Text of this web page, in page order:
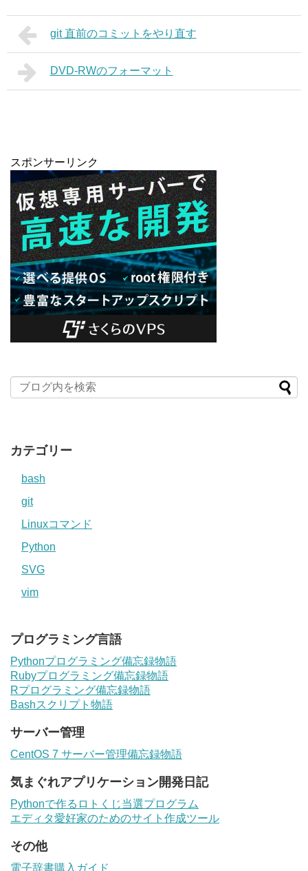
git 直前のコミットをやり直す
DVD-RWのフォーマット
スポンサーリンク
カテゴリー
bash
git
Linuxコマンド
Python
SVG
vim
プログラミング言語
Pythonプログラミング備忘録物語
Rubyプログラミング備忘録物語
Rプログラミング備忘録物語
Bashスクリプト物語
サーバー管理
CentOS 7 サーバー管理備忘録物語
気まぐれアプリケーション開発日記
Pythonで作るロトくじ当選プログラム
エディタ愛好家のためのサイト作成ツール
その他
電子辞書購入ガイド